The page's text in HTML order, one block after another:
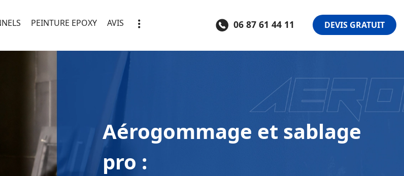
DEVIS GRATUIT
06 87 61 44 11
PEINTURE EPOXY AVIS
Aérogommage et sablage
pro :